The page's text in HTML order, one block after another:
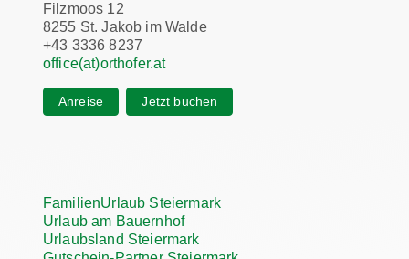
Filzmoos 12
8255 St. Jakob im Walde
+43 3336 8237
office(at)orthofer.at
Anreise Jetzt buchen
FamilienUrlaub Steiermark
Urlaub am Bauernhof
Urlaubsland Steiermark